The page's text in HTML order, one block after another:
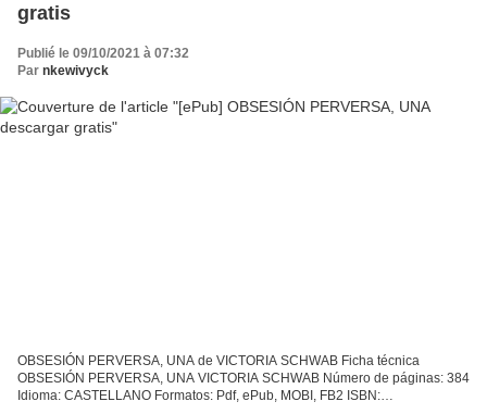
gratis
Publié le 09/10/2021 à 07:32
Par nkewivyck
OBSESIÓN PERVERSA, UNA de VICTORIA SCHWAB Ficha técnica
OBSESIÓN PERVERSA, UNA VICTORIA SCHWAB Número de páginas: 384
Idioma: CASTELLANO Formatos: Pdf, ePub, MOBI, FB2 ISBN: